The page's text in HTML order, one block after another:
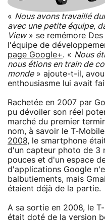
« Nous avons travaillé
avec une petite équipe,
View» se remémore Des
l'équipe de
page Google+. « Nous
nous étions en train de
monde» ajoute-t-il,
enthousiasme lui avait
Rachetée en 2007 par
pu dévoiler son réel
marché du premier
nom, à savoir le T-Mobile
2008, le smartphone
d'un capteur photo de 3
pouces et d'un espace
d'applications Google
balbutiements, mais
étaient déjà de la partie.
A sa sortie en 2008, le
était doté de la version